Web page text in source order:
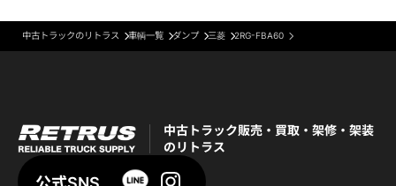
中古トラックのリトラス 車輌一覧 ダンプ 三菱 2RG-FBA60
中古トラック販売・買取・架修・架装
のリトラス